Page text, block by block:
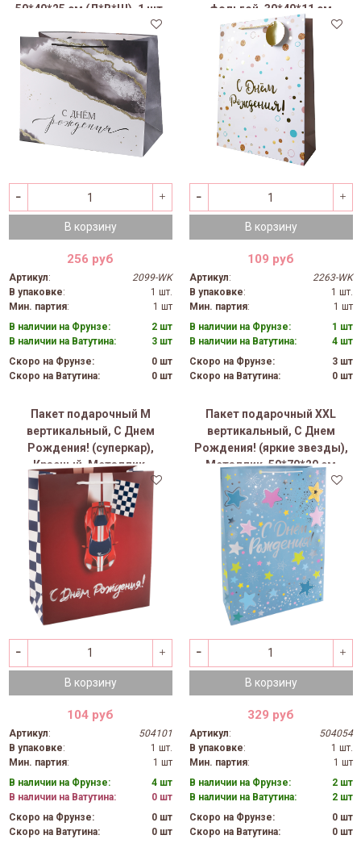
50*40*25 см (Д*В*Ш), 1 шт.
В корзину
256 руб
Артикул:
2099-WK
В упаковке:
1 шт.
Мин. партия:
1 шт
В наличии на Фрунзе:
2 шт
В наличии на Ватутина:
3 шт
Скоро на Фрунзе:
0 шт
Скоро на Ватутина:
0 шт
фольгой, 30*40*11 см
(Д*В*Ш), 1 шт.
В корзину
109 руб
Артикул:
2263-WK
В упаковке:
1 шт.
Мин. партия:
1 шт
В наличии на Фрунзе:
1 шт
В наличии на Ватутина:
4 шт
Скоро на Фрунзе:
3 шт
Скоро на Ватутина:
0 шт
Пакет подарочный M
вертикальный, С Днем
Рождения! (суперкар),
Красный, Металлик,
26*32*12 см (Д*В*Ш), 1 шт.
В корзину
104 руб
Артикул:
504101
В упаковке:
1 шт.
Мин. партия:
1 шт
В наличии на Фрунзе:
4 шт
В наличии на Ватутина:
0 шт
Скоро на Фрунзе:
0 шт
Скоро на Ватутина:
0 шт
Пакет подарочный XXL
вертикальный, С Днем
Рождения! (яркие звезды),
Металлик, 50*70*20 см
(Д*В*Ш)
В корзину
329 руб
Артикул:
504054
В упаковке:
1 шт.
Мин. партия:
1 шт
В наличии на Фрунзе:
2 шт
В наличии на Ватутина:
2 шт
Скоро на Фрунзе:
0 шт
Скоро на Ватутина:
0 шт